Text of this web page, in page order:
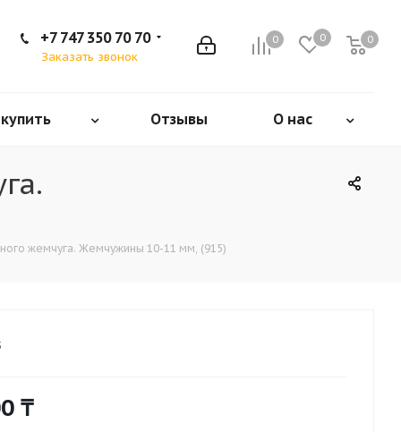
0 0 0
+7 747 350 70 70
Заказать звонок
Отзывы О нас
жемчуга. Жемчужины 10-11 мм, (915)
₸